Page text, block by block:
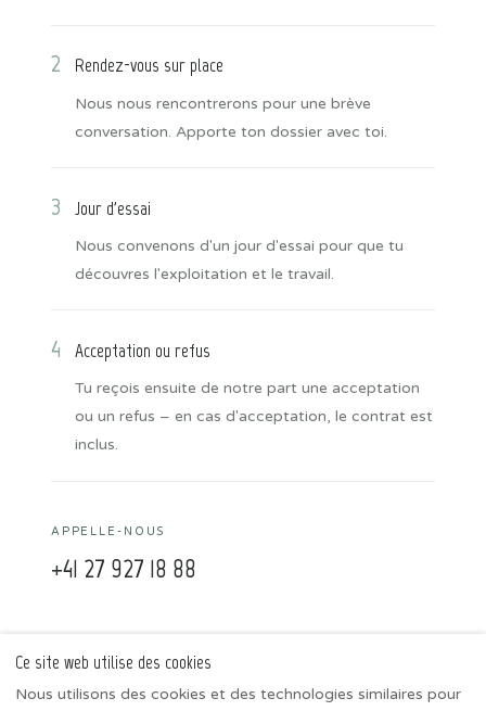
2 Rendez-vous sur place
Nous nous rencontrerons pour une brève
conversation. Apporte ton dossier avec toi.
3 Jour d'essai
Nous convenons d'un jour d'essai pour que tu
découvres l'exploitation et le travail.
4 Acceptation ou refus
Tu reçois ensuite de notre part une acceptation
ou un refus – en cas d'acceptation, le contrat est
inclus.
APPELLE-NOUS
+41 27 927 18 88
IMHOF ALPINE
Ce site web utilise des cookies
Nous utilisons des cookies et des technologies similaires pour